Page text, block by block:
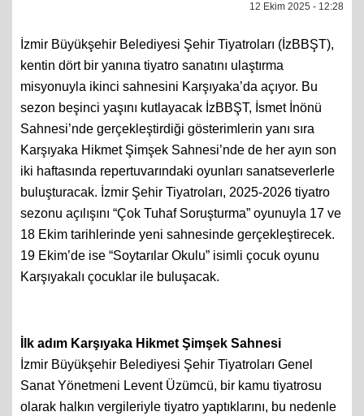
12 Ekim 2025 - 12:28
İzmir Büyükşehir Belediyesi Şehir Tiyatroları (İzBBŞT),
kentin dört bir yanına tiyatro sanatını ulaştırma
misyonuyla ikinci sahnesini Karşıyaka’da açıyor. Bu
sezon beşinci yaşını kutlayacak İzBBŞT, İsmet İnönü
Sahnesi’nde gerçekleştirdiği gösterimlerin yanı sıra
Karşıyaka Hikmet Şimşek Sahnesi’nde de her ayın son
iki haftasında repertuvarındaki oyunları sanatseverlerle
buluşturacak. İzmir Şehir Tiyatroları, 2025-2026 tiyatro
sezonu açılışını “Çok Tuhaf Soruşturma” oyunuyla 17 ve
18 Ekim tarihlerinde yeni sahnesinde gerçekleştirecek.
19 Ekim’de ise “Soytarılar Okulu” isimli çocuk oyunu
Karşıyakalı çocuklar ile buluşacak.
İlk adım Karşıyaka Hikmet Şimşek Sahnesi
İzmir Büyükşehir Belediyesi Şehir Tiyatroları Genel
Sanat Yönetmeni Levent Üzümcü, bir kamu tiyatrosu
olarak halkın vergileriyle tiyatro yaptıklarını, bu nedenle